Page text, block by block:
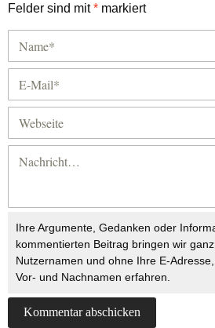
Felder sind mit* markiert
Ihre Argumente, Gedanken oder
kommentierten Beitrag bringen wir
Nutzernamen und ohne Ihre E-
Vor- und Nachnamen erfahren.